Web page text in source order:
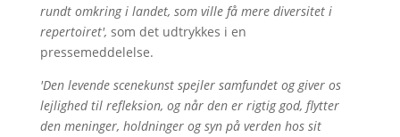
rundt omkring i landet, som ville få mere diversitet i
repertoiret', som det udtrykkes i en
pressemeddelelse.
'Den levende scenekunst spejler samfundet og giver os
lejlighed til refleksion, og når den er rigtig god, flytter
den meninger, holdninger og syn på verden hos sit